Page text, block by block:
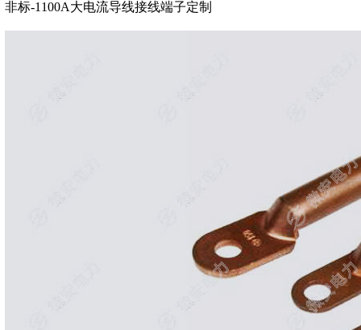
非标-1100A大电流导线接线端子定制